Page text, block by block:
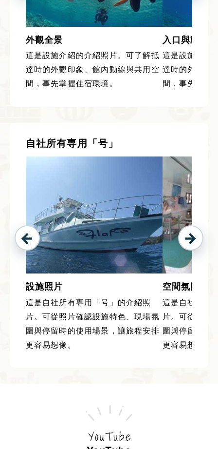
外觀全景
這是設施介紹的介紹照片。可了解抵
達時的外觀印象、館內動線與共用空
間，事先掌握住宿環境。
入口與動線
這是設施介紹
達時的外觀印
間，事先掌握
自社所有専用「号」
設施照片
這是自社所有専用「号」的介紹照
片。可從照片確認設施特色、現場氛
圍與停留時的使用場景，讓旅程安排
更容易想像。
空間氛圍
這是自社所有
片。可從照片
圍與停留時的
更容易想像。